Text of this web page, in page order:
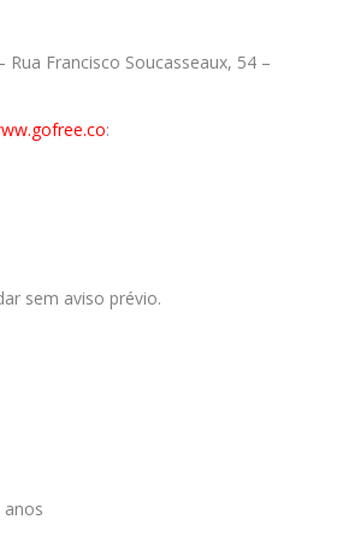
Rua Francisco Soucasseaux, 54 –
:
sem aviso prévio.
anos